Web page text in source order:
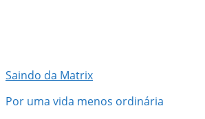
Saindo da Matrix
Por uma vida menos ordinária